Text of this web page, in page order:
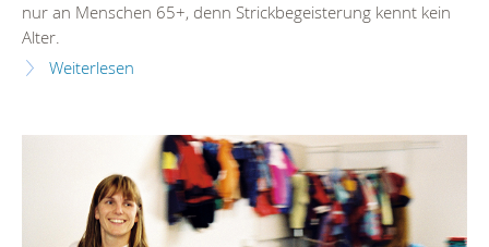
nur an Menschen 65+, denn Strickbegeisterung kennt kein
Alter.
Weiterlesen